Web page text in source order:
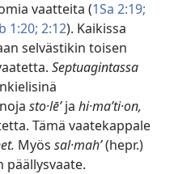
vaatteita (1Sa 2:19;
1:20; 2:12). Kaikissa
selvästikin toisen
Septuagintassa
sto·lēʹja hi·maʹti·on,
Tämä vaatekappale
Myös sal·mahʹ(hepr.)
päällysvaate.